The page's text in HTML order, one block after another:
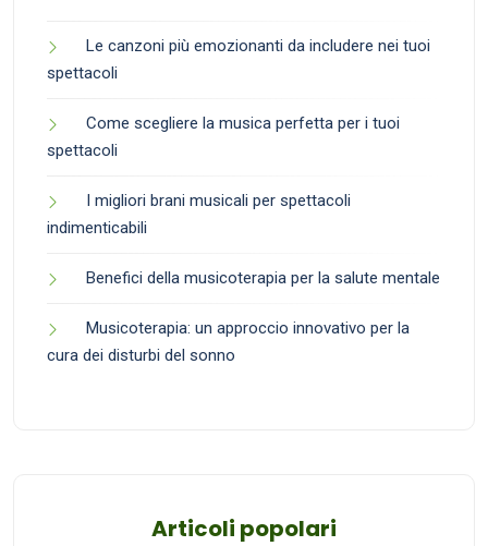
Le canzoni più emozionanti da includere nei tuoi
spettacoli
Come scegliere la musica perfetta per i tuoi
spettacoli
I migliori brani musicali per spettacoli
indimenticabili
Benefici della musicoterapia per la salute mentale
Musicoterapia: un approccio innovativo per la
cura dei disturbi del sonno
Articoli popolari